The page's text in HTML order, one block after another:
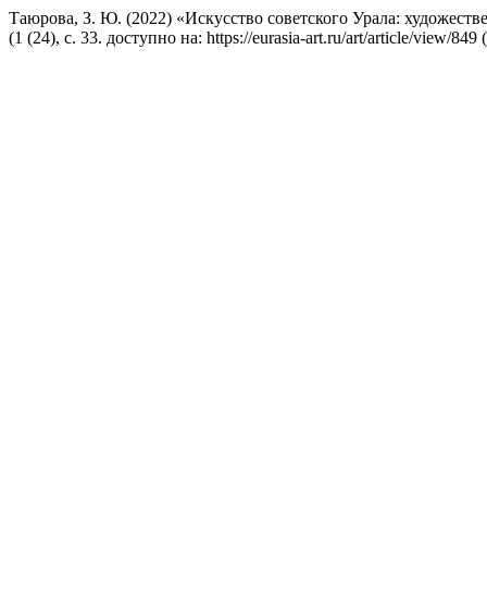
Таюрова, З. Ю. (2022) «Искусство советского Урала:
(1 (24), с. 33. доступно на: https://eurasia-art.ru/art/article/view/849